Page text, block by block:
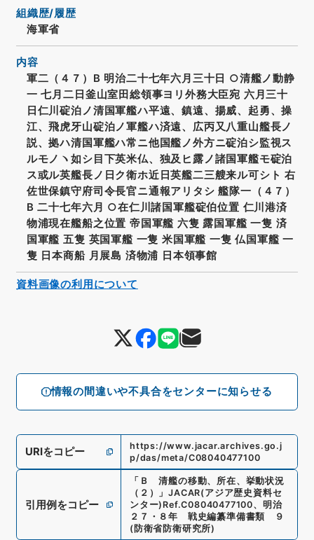
情報の間違いや不具合をセンターに知らせる
組織歴/履歴
海軍省
内容
軍二（４７）B 明治二十七年六月三十日 ○清艦ノ動静
一 七月二日釜山室田総領事ヨリ外務大臣宛 六月三十
日仁川碇泊ノ清国軍艦ハ平遠、鎮遠、揚威、起勇、操
江、飛虎牙山碇泊ノ軍艦ハ済遠、広丙又八重山艦長ノ
説、拠ハ清国軍艦ハ常ニ他国艦ノ外方ニ碇泊シ監視ス
ルモノヽ如シ目下英米仏、独及ヒ露ノ諸国軍艦モ碇泊
ス或ル英艦長ノ日ク衛ホ近日英艦二三艘来ル可シト 右
佐世保鎮守府司令長官ニ通報アリタシ 艦隊一（４７）
B 二十七年六月 ○在仁川諸国軍艦碇伯位置 仁川港済
物浦現在艦船之位置 帝国軍艦 六隻 露国軍艦 一隻 済
国軍艦 五隻 英国軍艦 一隻 米国軍艦 一隻 仏国軍艦 一
隻 日本商船 月展島 済物浦 日本領事館
URIをコピー
https://www.jacar.archives.go.j
p/das/meta/C08040477100
引用例をコピー
「 Ｂ 清艦の移動、所在、挙動状況
（２）
」JACAR(アジア歴史資料セ
ンター) Ref.C08040477100、 明治
２７・８年 戦史編纂準備書類 ９
( 防衛省防衛研究所)
資料画像の利用について